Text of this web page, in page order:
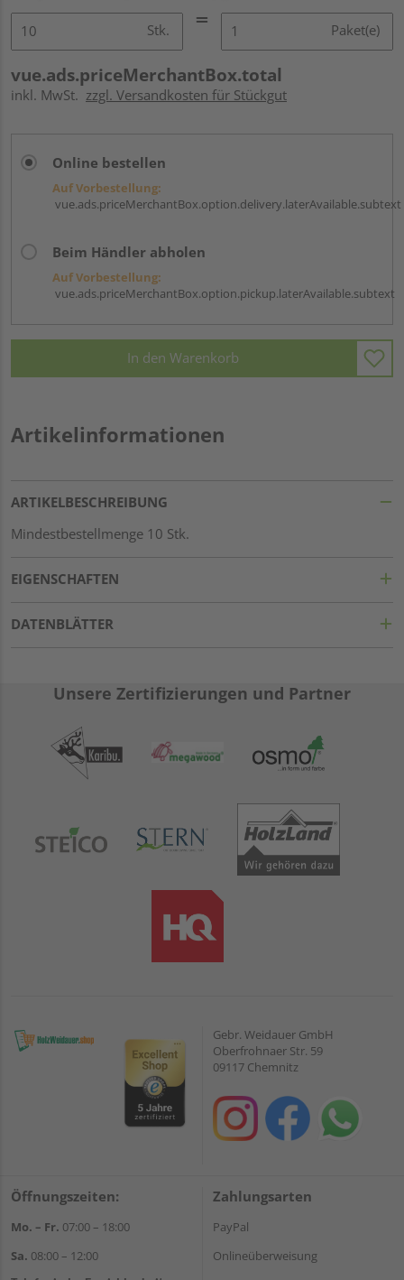
Stk. Paket(e)
vue.ads.priceMerchantBox.total
inkl. MwSt. zzgl. Versandkosten für Stückgut
Online bestellen
Auf Vorbestellung:
vue.ads.priceMerchantBox.option.delivery.laterAvailable.subtext
Beim Händler abholen
Auf Vorbestellung:
vue.ads.priceMerchantBox.option.pickup.laterAvailable.subtext
In den Warenkorb
Artikelinformationen
ARTIKELBESCHREIBUNG
Mindestbestellmenge 10 Stk.
EIGENSCHAFTEN
DATENBLÄTTER
Unsere Zertifizierungen und Partner
Gebr. Weidauer GmbH
Oberfrohnaer Str. 59
09117 Chemnitz
Öffnungszeiten:
Mo. – Fr. 07:00 – 18:00
Sa. 08:00 – 12:00
Zahlungsarten
PayPal
Onlineüberweisung